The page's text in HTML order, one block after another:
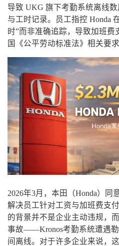
导致 UKG 旗下考勤系统离线
与工时记录。员工指控 Honda
时”而非准确追踪，导致加班
国《公平劳动标准法》相关要求
2026年3月，本田（Honda）同
解决员工针对工资与加班费支
的背景并不是企业主动违规，
事故——Kronos考勤系统遭遇
间离线。对于许多企业来说，